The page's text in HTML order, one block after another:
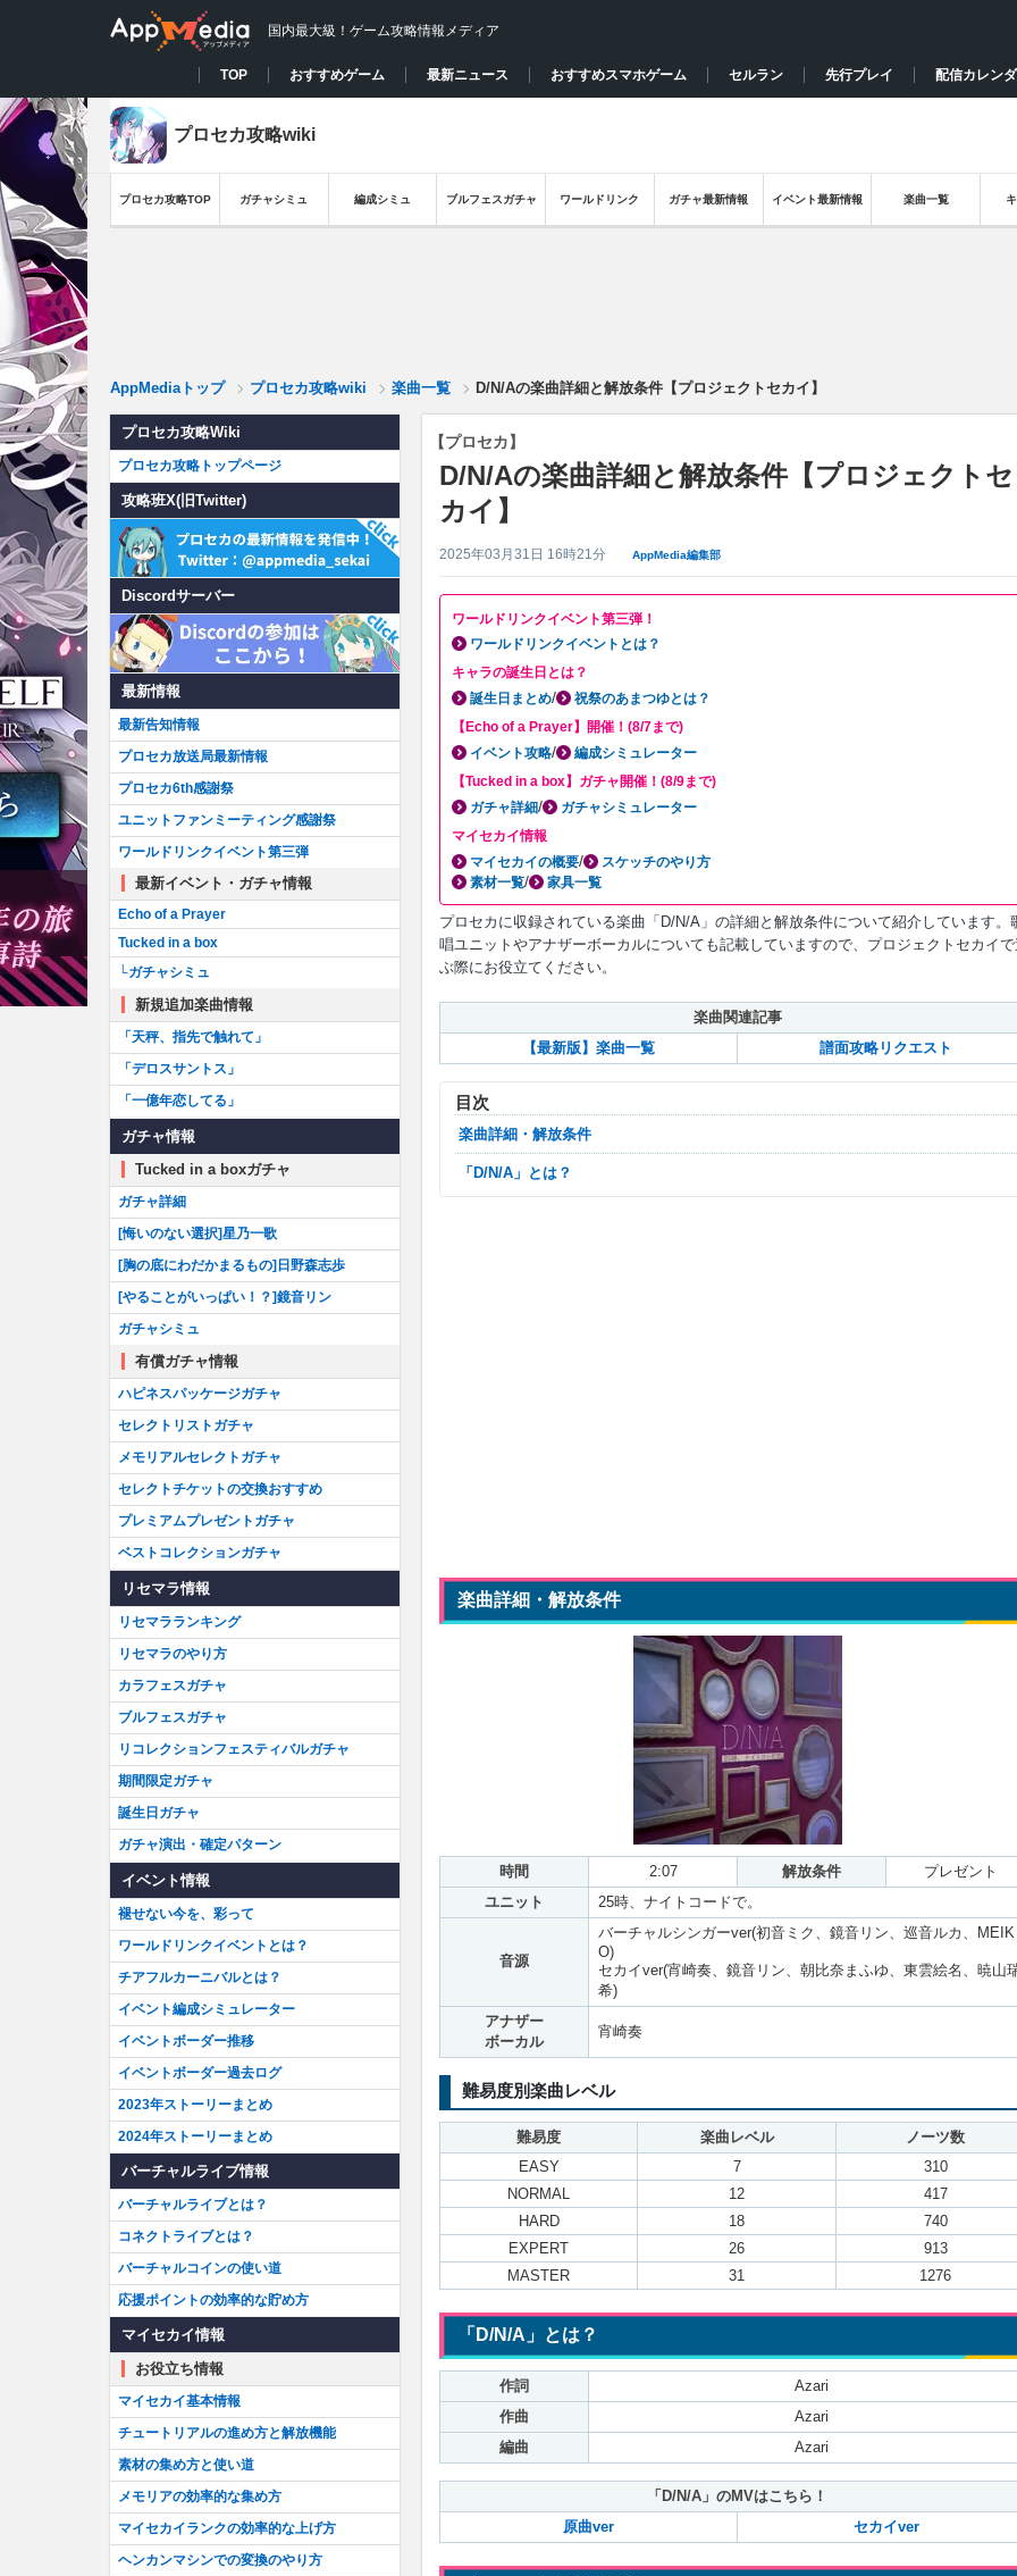
国内最大級！ゲーム攻略情報メディア
TOP おすすめゲーム 最新ニュース おすすめスマホゲーム セルラン 先行プレイ 配信カレン
プロセカ攻略wiki
プロセカ攻略TOP ガチャシミュ 編成シミュ ブルフェスガチャ ワールドリンク ガチャ最新情報 イベント最新情報 楽曲一覧
AppMediaトップ プロセカ攻略wiki 楽曲一覧 D/N/Aの楽曲詳細と解放条件【プロジェクトセカイ】
【プロセカ】
D/N/Aの楽曲詳細と解放条件【プロジェクトセ
カイ】
2025年03月31日 16時21分 AppMedia編集部
ワールドリンクイベント第三弾！
ワールドリンクイベントとは？
キャラの誕生日とは？
誕生日まとめ/
祝祭のあまつゆとは？
【Echo of a Prayer】開催！(8/7まで)
イベント攻略/
編成シミュレーター
【Tucked in a box】ガチャ開催！(8/9まで)
ガチャ詳細/
ガチャシミュレーター
マイセカイ情報
マイセカイの概要/
スケッチのやり方
素材一覧/ 家具一覧
プロセカに収録されている楽曲「D/N/A」の詳細と解放条件について紹介しています。
唱ユニットやアナザーボーカルについても記載していますので、プロジェクトセカイで
ぶ際にお役立てください。
楽曲関連記事
【最新版】楽曲一覧
譜面攻略リクエスト
目次
楽曲詳細・解放条件
「D/N/A」とは？
楽曲詳細・解放条件
時間 2:07 解放条件
プレゼント
ユニット
25時、ナイトコードで。
音源
バーチャルシンガーver(初音ミク、鏡音リン、巡音ルカ、MEIK
O)
セカイver(宵崎奏、鏡音リン、朝比奈まふゆ、東雲絵名、暁山
希)
アナザー
ボーカル
宵崎奏
難易度別楽曲レベル
難易度 楽曲レベル
ノーツ数
EASY
7
310
NORMAL
12
417
HARD
18
740
EXPERT
26
913
MASTER
31 1276
「D/N/A」とは？
作詞
Azari
作曲
Azari
編曲
Azari
「D/N/A」のMVはこちら！
原曲ver
セカイver
プロセカ攻略Wiki
プロセカ攻略トップページ
攻略班X(旧Twitter)
Discordサーバー
最新情報
最新告知情報
プロセカ放送局最新情報
プロセカ6th感謝祭
ユニットファンミーティング感謝祭
ワールドリンクイベント第三弾
最新イベント・ガチャ情報
Echo of a Prayer
Tucked in a box
└ガチャシミュ
新規追加楽曲情報
「天秤、指先で触れて」
「デロスサントス」
「一億年恋してる」
ガチャ情報
Tucked in a boxガチャ
ガチャ詳細
[悔いのない選択]星乃一歌
[胸の底にわだかまるもの]日野森志歩
[やることがいっぱい！？]鏡音リン
ガチャシミュ
有償ガチャ情報
ハピネスパッケージガチャ
セレクトリストガチャ
メモリアルセレクトガチャ
セレクトチケットの交換おすすめ
プレミアムプレゼントガチャ
ベストコレクションガチャ
リセマラ情報
リセマラランキング
リセマラのやり方
カラフェスガチャ
ブルフェスガチャ
リコレクションフェスティバルガチャ
期間限定ガチャ
誕生日ガチャ
ガチャ演出・確定パターン
イベント情報
褪せない今を、彩って
ワールドリンクイベントとは？
チアフルカーニバルとは？
イベント編成シミュレーター
イベントボーダー推移
イベントボーダー過去ログ
2023年ストーリーまとめ
2024年ストーリーまとめ
バーチャルライブ情報
バーチャルライブとは？
コネクトライブとは？
バーチャルコインの使い道
応援ポイントの効率的な貯め方
マイセカイ情報
お役立ち情報
マイセカイ基本情報
チュートリアルの進め方と解放機能
素材の集め方と使い道
メモリアの効率的な集め方
マイセカイランクの効率的な上げ方
ヘンカンマシンでの変換のやり方